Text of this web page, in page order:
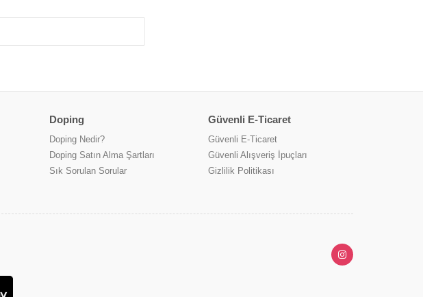
Doping
Doping Nedir?
Doping Satın Alma Şartları
Sık Sorulan Sorular
Güvenli E-Ticaret
Güvenli E-Ticaret
Güvenli Alışveriş İpuçları
Gizlilik Politikası